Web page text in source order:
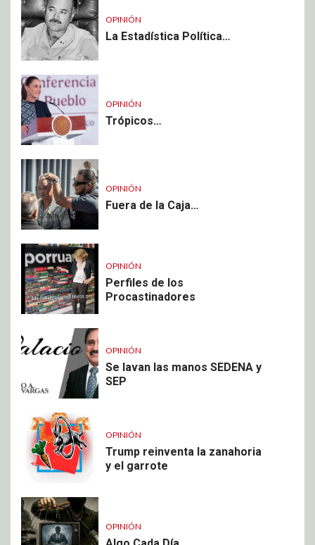
OPINIÓN
La Estadística Política…
OPINIÓN
Trópicos…
OPINIÓN
Fuera de la Caja…
OPINIÓN
Perfiles de los
Procastinadores
OPINIÓN
Se lavan las manos SEDENA y
SEP
OPINIÓN
Trump reinventa la zanahoria
y el garrote
OPINIÓN